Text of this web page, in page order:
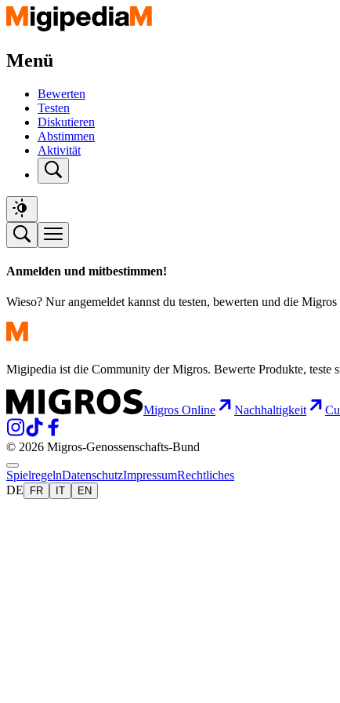
Menü
Bewerten
Testen
Diskutieren
Abstimmen
Aktivität
Anmelden und mitbestimmen!
Wieso? Nur angemeldet kannst du testen, bewerten und die Migros
Migipedia ist die Community der Migros. Bewerte Produkte, teste
Migros Online Nachhaltigkeit
© 2026 Migros-Genossenschafts-Bund
SpielregelnDatenschutzImpressumRechtliches
DE
FR IT EN